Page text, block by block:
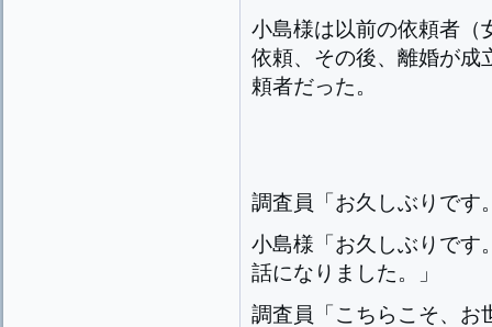
小島様は以前の依頼者（
依頼、その後、離婚が成
頼者だった。
調査員「お久しぶりです
小島様「お久しぶりです
話になりました。」
調査員「こちらこそ、お